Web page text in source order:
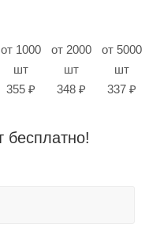
от 1000
шт
355 ₽
от 2000
шт
348 ₽
от 5000
шт
337 ₽
бесплатно!